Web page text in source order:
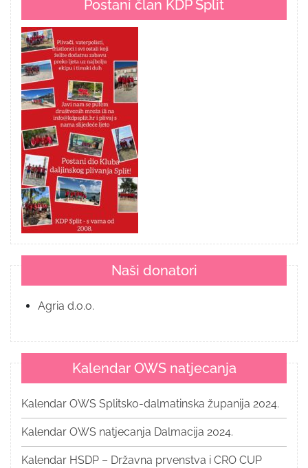
Postani član KDP Split
Naši donatori
Agria d.o.o.
Kalendar OWS natjecanja
Kalendar OWS Splitsko-dalmatinska županija 2024.
Kalendar OWS natjecanja Dalmacija 2024.
Kalendar HSDP – Državna prvenstva i CRO CUP